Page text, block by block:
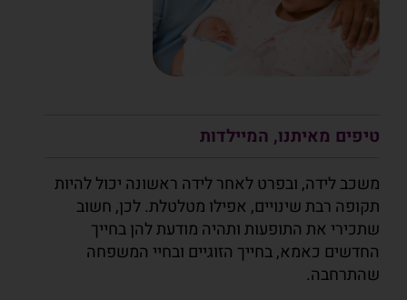
טיפים מאיתנו, המיילדות
משכב לידה, ובפרט לאחר לידה ראשונה יכול להיות
תקופה רבת שינויים, אפילו מטלטלת. לכן, חשוב
שתכירי את התופעות ותהיה מודעת להן בחייך
החדשים כאמא, בחייך הזוגיים ובחיי המשפחה
שהתרחבה.